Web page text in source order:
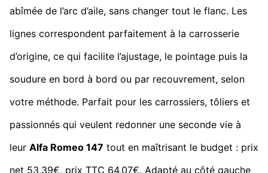
abîmée de l’arc d’aile, sans changer tout le flanc. Les
lignes correspondent parfaitement à la carrosserie
d’origine, ce qui facilite l’ajustage, le pointage puis la
soudure en bord à bord ou par recouvrement, selon
votre méthode. Parfait pour les carrossiers, tôliers et
passionnés qui veulent redonner une seconde vie à
leur Alfa Romeo 147 tout en maîtrisant le budget : prix
net 53,39€, prix TTC 64,07€. Adapté au côté gauche